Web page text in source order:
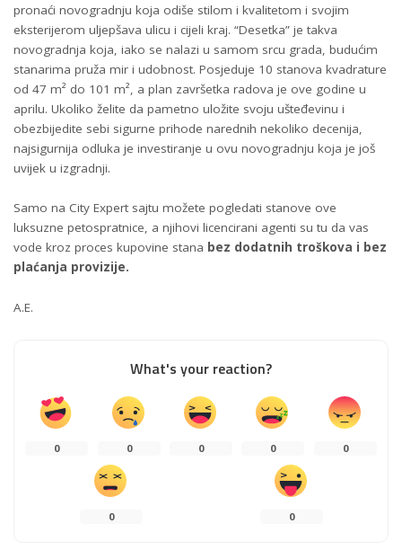
pronaći novogradnju koja odiše stilom i kvalitetom i svojim
eksterijerom uljepšava ulicu i cijeli kraj. “Desetka” je takva
novogradnja koja, iako se nalazi u samom srcu grada, budućim
stanarima pruža mir i udobnost. Posjeduje 10 stanova kvadrature
od 47 m² do 101 m², a plan završetka radova je ove godine u
aprilu. Ukoliko želite da pametno uložite svoju ušteđevinu i
obezbijedite sebi sigurne prihode narednih nekoliko decenija,
najsigurnija odluka je investiranje u ovu novogradnju koja je još
uvijek u izgradnji.
Samo na City Expert sajtu možete pogledati stanove ove
luksuzne petospratnice, a njihovi licencirani agenti su tu da vas
vode kroz proces kupovine stana bez dodatnih troškova i bez
plaćanja provizije.
A.E.
What's your reaction?
0 0 0 0 0
0 0